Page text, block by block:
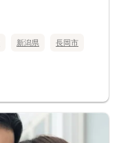
新潟県 長岡市